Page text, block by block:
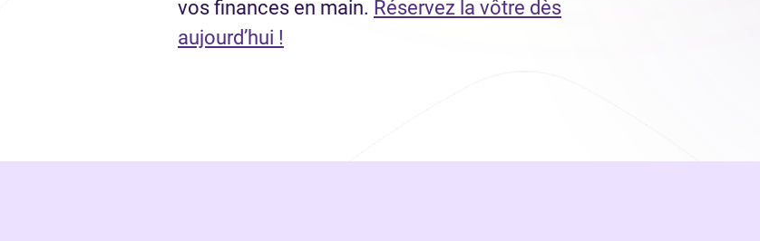
vos finances en main. Réservez la vôtre dès
aujourd’hui !